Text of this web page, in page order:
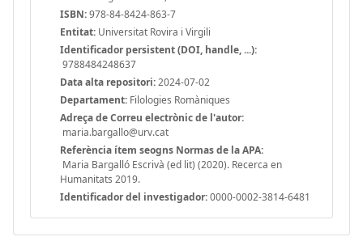
ISBN:978-84-8424-863-7
Entitat: Universitat Rovira i Virgili
Identificador persistent (DOI, handle, ...):
9788484248637
Data alta repositori:2024-07-02
Departament: Filologies Romàniques
Adreça de Correu electrònic de l'autor:
maria.bargallo@urv.cat
Referència ítem seogns Normas de la APA:
Maria Bargalló Escrivà (ed lit) (2020). Recerca en
Humanitats 2019.
Identificador del investigador:0000-0002-3814-6481